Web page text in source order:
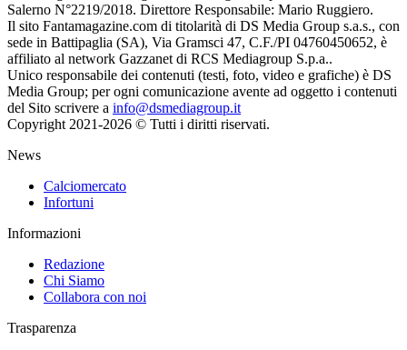
Salerno N°2219/2018. Direttore Responsabile: Mario Ruggiero.
Il sito Fantamagazine.com di titolarità di DS Media Group s.a.s., con
sede in Battipaglia (SA), Via Gramsci 47, C.F./PI 04760450652, è
affiliato al network Gazzanet di RCS Mediagroup S.p.a..
Unico responsabile dei contenuti (testi, foto, video e grafiche) è DS
Media Group; per ogni comunicazione avente ad oggetto i contenuti
del Sito scrivere a info@dsmediagroup.it
Copyright 2021-2026 © Tutti i diritti riservati.
News
Calciomercato
Infortuni
Informazioni
Redazione
Chi Siamo
Collabora con noi
Trasparenza